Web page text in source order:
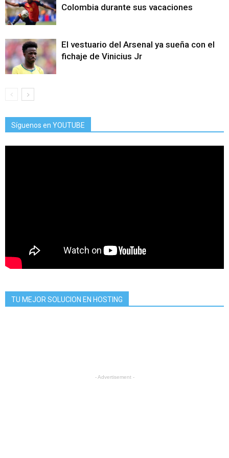
Colombia durante sus vacaciones
El vestuario del Arsenal ya sueña con el
fichaje de Vinicius Jr
Síguenos en YOUTUBE
TU MEJOR SOLUCION EN HOSTING
- Advertisement -